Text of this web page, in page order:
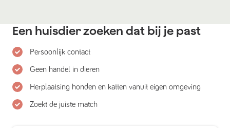
Een huisdier zoeken dat bij je past
Persoonlijk contact
Geen handel in dieren
Herplaatsing honden en katten vanuit eigen omgeving
Zoekt de juiste match